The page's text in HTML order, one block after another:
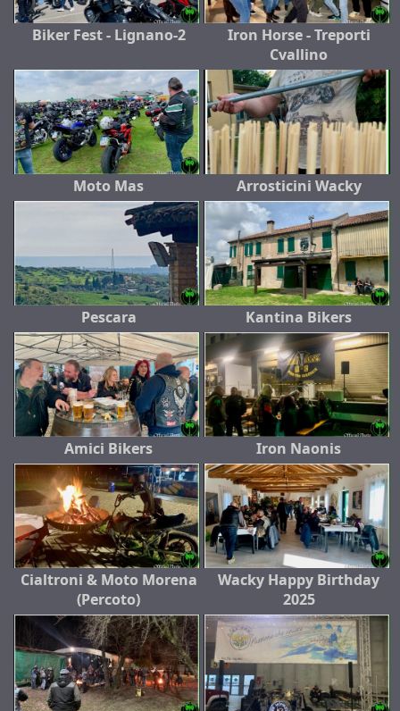
Biker Fest - Lignano-2
Iron Horse - Treporti
Cvallino
Moto Mas Arrosticini Wacky
Pescara Kantina Bikers
Amici Bikers Iron Naonis
Cialtroni & Moto Morena
(Percoto)
Wacky Happy Birthday
2025